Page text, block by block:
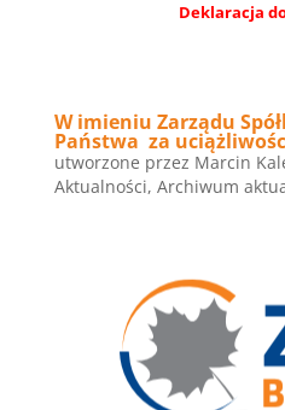
Deklaracja
W imieniu Zarządu
Państwa za
utworzone przez Marcin
Aktualności, Archiwum